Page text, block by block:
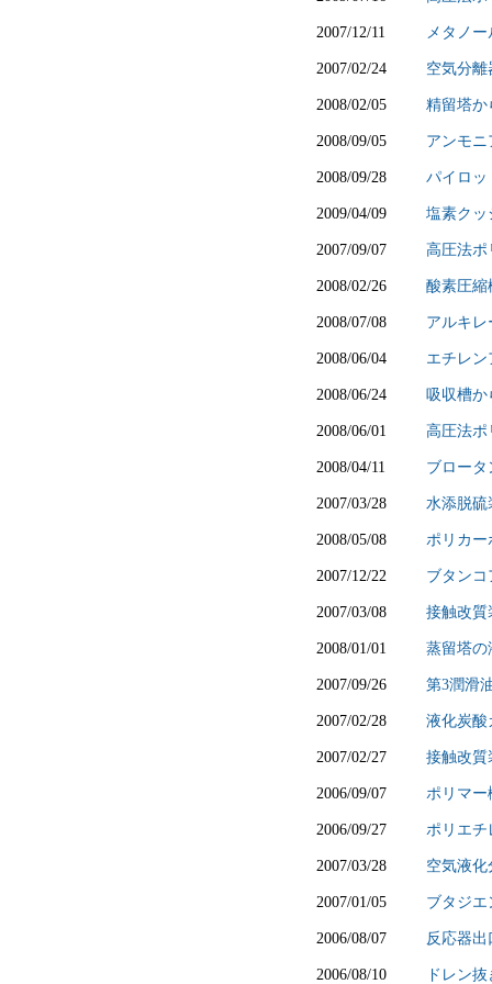
2007/12/11 メタノ
2007/02/24 空気分
2008/02/05 精留塔か
2008/09/05 アンモ
2008/09/28 パイロッ
2009/04/09 塩素クッ
2007/09/07 高圧法ポ
2008/02/26 酸素圧縮
2008/07/08 アルキレ
2008/06/04 エチレ
2008/06/24 吸収槽か
2008/06/01 高圧法ポ
2008/04/11 ブロータ
2007/03/28 水添脱硫
2008/05/08 ポリカー
2007/12/22 ブタン
2007/03/08 接触改質
2008/01/01 蒸留塔の
2007/09/26 第3潤滑
2007/02/28 液化炭酸
2007/02/27 接触改質
2006/09/07 ポリマー
2006/09/27 ポリエチ
2007/03/28 空気液
2007/01/05 ブタジ
2006/08/07 反応器
2006/08/10 ドレン